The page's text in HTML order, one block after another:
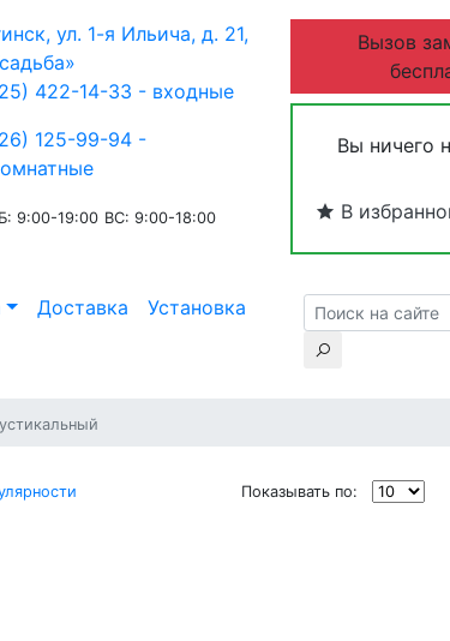
ул. 1-я Ильича, д. 21,
422-14-33 - входные
125-99-94 -
9:00-19:00 ВС: 9:00-18:00
Вызов
Вы ничего
В
Доставка
Установка
Показывать по: